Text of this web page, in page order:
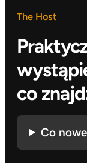
The Host
co
Co